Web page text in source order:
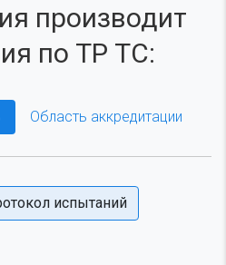
производит
по ТР ТС:
Область аккредитации
испытаний